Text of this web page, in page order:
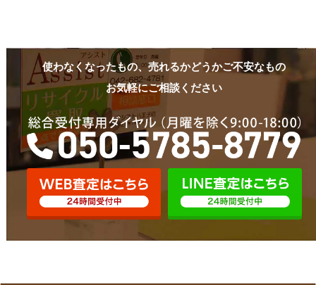
使わなくなったもの、売れるかどうかご不安なもの
お気軽にご相談ください